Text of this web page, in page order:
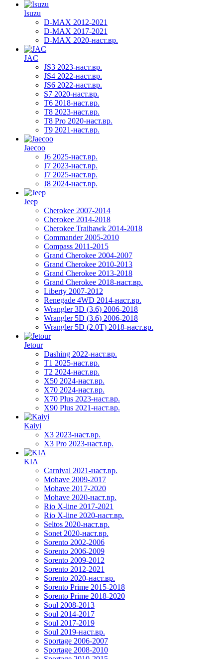
Isuzu
D-MAX 2012-2021
D-MAX 2017-2021
D-MAX 2020-наст.вр.
JAC
JS3 2023-наст.вр.
JS4 2022-наст.вр.
JS6 2022-наст.вр.
S7 2020-наст.вр.
T6 2018-наст.вр.
T8 2023-наст.вр.
T8 Pro 2020-наст.вр.
T9 2021-наст.вр.
Jaecoo
J6 2025-наст.вр.
J7 2023-наст.вр.
J7 2025-наст.вр.
J8 2024-наст.вр.
Jeep
Cherokee 2007-2014
Cherokee 2014-2018
Cherokee Traihawk 2014-2018
Commander 2005-2010
Compass 2011-2015
Grand Cherokee 2004-2007
Grand Cherokee 2010-2013
Grand Cherokee 2013-2018
Grand Cherokee 2018-наст.вр.
Liberty 2007-2012
Renegade 4WD 2014-наст.вр.
Wrangler 3D (3.6) 2006-2018
Wrangler 5D (3.6) 2006-2018
Wrangler 5D (2.0T) 2018-наст.вр.
Jetour
Dashing 2022-наст.вр.
T1 2025-наст.вр.
T2 2024-наст.вр.
X50 2024-наст.вр.
X70 2024-наст.вр.
X70 Plus 2023-наст.вр.
X90 Plus 2021-наст.вр.
Kaiyi
X3 2023-наст.вр.
X3 Pro 2023-наст.вр.
KIA
Carnival 2021-наст.вр.
Mohave 2009-2017
Mohave 2017-2020
Mohave 2020-наст.вр.
Rio X-line 2017-2021
Rio X-line 2020-наст.вр.
Seltos 2020-наст.вр.
Sonet 2020-наст.вр.
Sorento 2002-2006
Sorento 2006-2009
Sorento 2009-2012
Sorento 2012-2021
Sorento 2020-наст.вр.
Sorento Prime 2015-2018
Sorento Prime 2018-2020
Soul 2008-2013
Soul 2014-2017
Soul 2017-2019
Soul 2019-наст.вр.
Sportage 2006-2007
Sportage 2008-2010